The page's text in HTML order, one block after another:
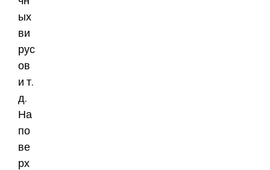
ых
ви
рус
ов
и т.
д.
На
по
ве
рх